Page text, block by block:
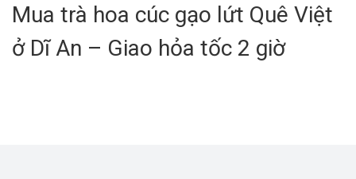
Mua trà hoa cúc gạo lứt Quê Việt
ở Dĩ An – Giao hỏa tốc 2 giờ